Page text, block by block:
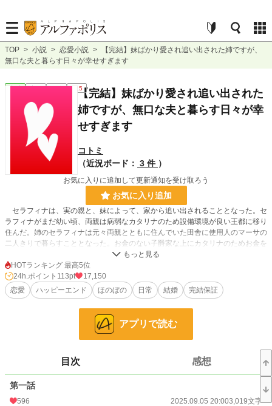
TOP > 小説 > 恋愛小説 >
【完結】妹ばかり愛され追い出された姉ですが、
無口な夫と暮らす日々が幸せすぎます
恋愛 完結 短編 R15【完結】妹ばかり愛され追い出された
姉ですが、無口な夫と暮らす日々が幸
せすぎます
コトミ
（近況ボード： 3 件 ）
お気に入りに追加して更新通知を受け取ろう
お気に入り追加
セラフィナは、実の親と、妹によって、家から追い出されることとなった。セ
ラフィナがまだ幼い頃、両親は病弱なカタリナのため設備環境が良い王都に移り
住んだ。姉のセラフィナは元々両親とともに住んでいた田舎に使用人のマーサの
二人きりで暮らすこととなった。お金のない子爵家な上にカタリナのためお金を
稼がなくてはならないため、子供二人を王都で暮らすには無理があるとセラフィ
ナだけ残されたのだ。そしてセラフィナが１９歳の時、３人が家へ戻ってきた。
その理由はカタリナの婚約が上手くいかず王宮にいずらくなったためだ。やっと
家族で暮らせると心待ちにしていたセラフィナは帰宅した父に思いがけないこと
を告げられる。
「お前はジェラール・モンフォール伯爵と結婚することになった。すぐに荷物を
まとめるんだ。一週間後には結婚式だ」
困惑するセラフィナに対して、冷酷にも時間は進み続け、結婚生活が始まる。
9,814 位 / 228,629 件
お気に入り
HOTランキング 最高5位
24h.ポイント 113pt
17,150
恋愛
ハッピーエンド ほのぼの 日常 結婚 完結保証
アプリで読む
目次 感想
第一話
596 2025.09.05 20:003,019文字